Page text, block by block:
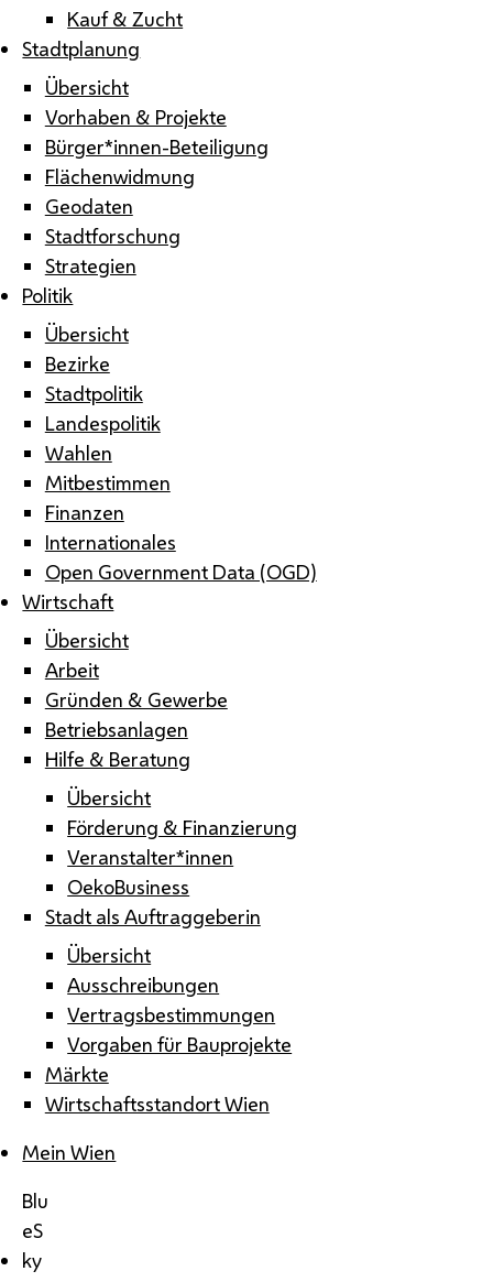
Kauf & Zucht
Stadtplanung
Übersicht
Vorhaben & Projekte
Bürger*innen-Beteiligung
Flächenwidmung
Geodaten
Stadtforschung
Strategien
Politik
Übersicht
Bezirke
Stadtpolitik
Landespolitik
Wahlen
Mitbestimmen
Finanzen
Internationales
Open Government Data (OGD)
Wirtschaft
Übersicht
Arbeit
Gründen & Gewerbe
Betriebsanlagen
Hilfe & Beratung
Übersicht
Förderung & Finanzierung
Veranstalter*innen
OekoBusiness
Stadt als Auftraggeberin
Übersicht
Ausschreibungen
Vertragsbestimmungen
Vorgaben für Bauprojekte
Märkte
Wirtschaftsstandort Wien
Mein Wien
Blu
eS
ky